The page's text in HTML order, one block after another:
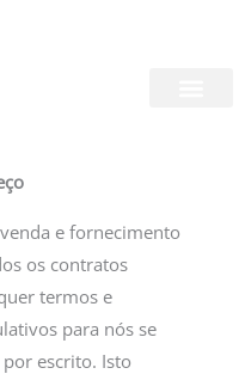
e fornecimento
os contratos
termos e
para nós se
escrito. Isto